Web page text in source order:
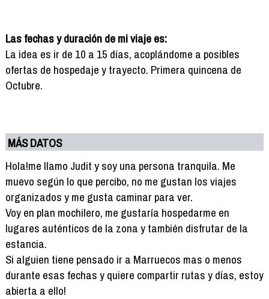
Las fechas y duración de mi viaje es:
La idea es ir de 10 a 15 días, acoplándome a posibles
ofertas de hospedaje y trayecto. Primera quincena de
Octubre.
MÁS DATOS
Hola!me llamo Judit y soy una persona tranquila. Me
muevo según lo que percibo, no me gustan los viajes
organizados y me gusta caminar para ver.
Voy en plan mochilero, me gustaría hospedarme en
lugares auténticos de la zona y también disfrutar de la
estancia.
Si alguien tiene pensado ir a Marruecos mas o menos
durante esas fechas y quiere compartir rutas y días, estoy
abierta a ello!